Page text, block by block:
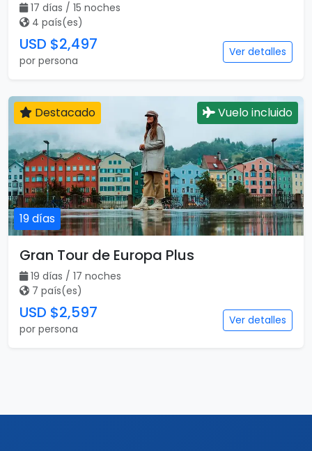
17 días / 15 noches
4 país(es)
USD $2,497
por persona
Ver detalles
19 días
Destacado Vuelo incluido
Gran Tour de Europa Plus
19 días / 17 noches
7 país(es)
USD $2,597
por persona
Ver detalles